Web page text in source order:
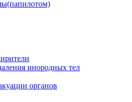
инородных тел
органов